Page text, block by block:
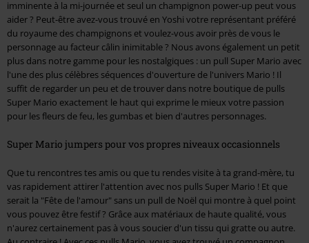
imminente à la mi-journée et seul un champignon power-up peut vous
aider ? Peut-être avez-vous trouvé en Yoshi votre représentant préféré
du royaume des champignons et voulez-vous avoir près de vous le
personnage au facteur câlin inimitable ? Nous avons également un petit
plus dans notre gamme pour les nostalgiques : un pull Super Mario avec
l'une des plus célèbres séquences d'ouverture de l'univers Mario ! Il
suffit de regarder un peu et de trouver dans notre boutique de pulls
Super Mario exactement le haut qui exprime le mieux votre passion
pour les fleurs de feu, les gumbas et bien d'autres personnages.
Super Mario jumpers pour vos propres niveaux occasionnels
Que tu rencontres tes amis ou que tu rendes visite à ta grand-mère, tu
vas rapidement attirer l'attention avec nos pulls Super Mario ! Et que
serait la "Fête de l'amour" sans un pull de Noël qui montre à quel point
vous pouvez être festif ? Grâce aux matériaux de haute qualité, vous
n'aurez certainement pas à vous soucier d'un tissu qui gratte ou autre.